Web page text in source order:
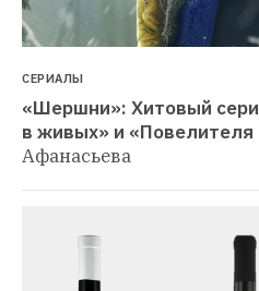
СЕРИАЛЫ
«Шершни»: Хитовый
в живых» и «Повелителя
Афанасьева